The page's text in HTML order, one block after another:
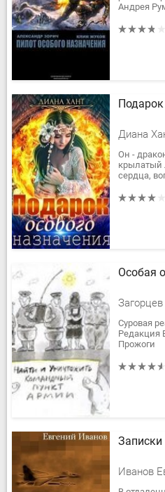
Андрея
Климом
Подарок
Диана
Он -
крылатый
сердца,
Особая
Суровая
Редакция
Прожоги
Записки
Иванов